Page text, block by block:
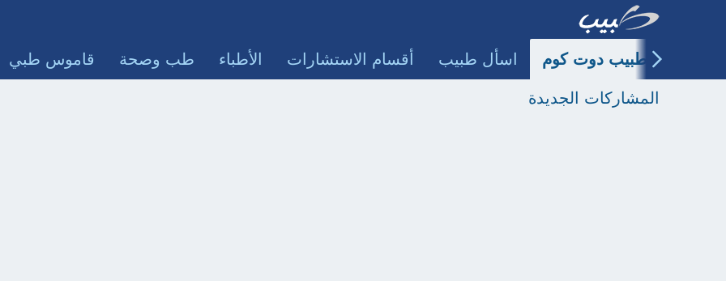
طبيب دوت كوم اسأل طبيب أقسام الاستشارات الأطباء طب وصحة قاموس طبي
المشاركات الجديدة